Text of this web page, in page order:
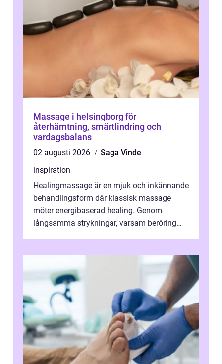
Massage i helsingborg för
återhämtning, smärtlindring och
vardagsbalans
02 augusti 2026
Saga Vinde
inspiration
Healingmassage är en mjuk och inkännande
behandlingsform där klassisk massage
möter energibaserad healing. Genom
långsamma strykningar, varsam beröring